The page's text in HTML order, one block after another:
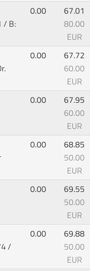
/ B:
0.00
67.01
80.00
EUR
0.00
67.72
60.00
EUR
0.00
67.95
60.00
EUR
0.00
68.85
50.00
EUR
0.00
69.55
50.00
EUR
/
0.00
69.88
50.00
EUR